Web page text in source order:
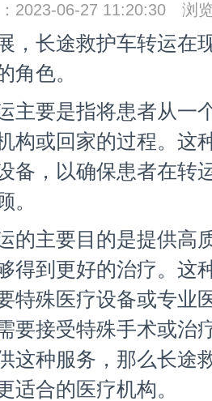
2023-06-27 11:20:30 浏
，长途救护车转运在
角色。
主要是指将患者从一
构或回家的过程。这
备，以确保患者在转
。
的主要目的是提供高
得到更好的治疗。这
特殊医疗设备或专业
要接受特殊手术或治
这种服务，那么长途
适合的医疗机构。